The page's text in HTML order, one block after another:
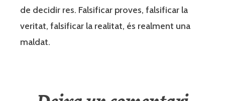
de decidir res. Falsificar proves, falsificar la
veritat, falsificar la realitat, és realment una
maldat.